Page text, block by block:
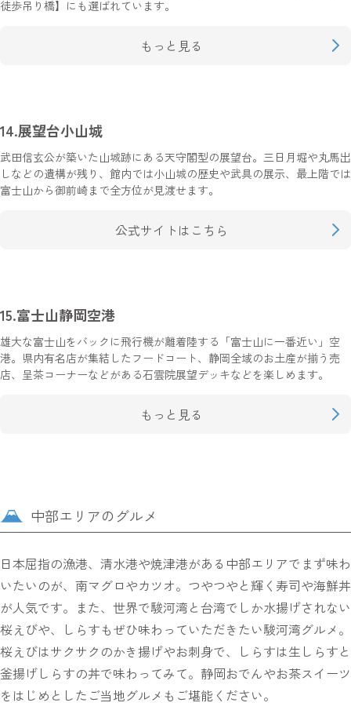
徒歩吊り橋】にも選ばれています。
もっと見る
14.展望台小山城
武田信玄公が築いた山城跡にある天守閣型の展望台。三日月堀や丸馬出
しなどの遺構が残り、館内では小山城の歴史や武具の展示、最上階では
富士山から御前崎まで全方位が見渡せます。
公式サイトはこちら
15.富士山静岡空港
雄大な富士山をバックに飛行機が離着陸する「富士山に一番近い」空
港。県内有名店が集結したフードコート、静岡全域のお土産が揃う売
店、呈茶コーナーなどがある石雲院展望デッキなどを楽しめます。
もっと見る
中部エリアのグルメ
日本屈指の漁港、清水港や焼津港がある中部エリアでまず味わ
いたいのが、南マグロやカツオ。つやつやと輝く寿司や海鮮丼
が人気です。また、世界で駿河湾と台湾でしか水揚げされない
桜えびや、しらすもぜひ味わっていただきたい駿河湾グルメ。
桜えびはサクサクのかき揚げやお刺身で、しらすは生しらすと
釜揚げしらすの丼で味わってみて。静岡おでんやお茶スイーツ
をはじめとしたご当地グルメもご堪能ください。